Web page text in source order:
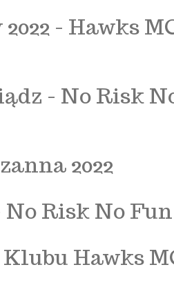
- Hawks
- No Risk
2022
Risk No
Hawks